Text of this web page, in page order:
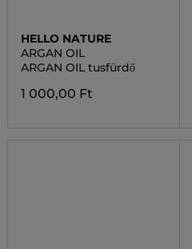
HELLO NATURE
ARGAN OIL
ARGAN OIL tusfürdő
1 000,00 Ft